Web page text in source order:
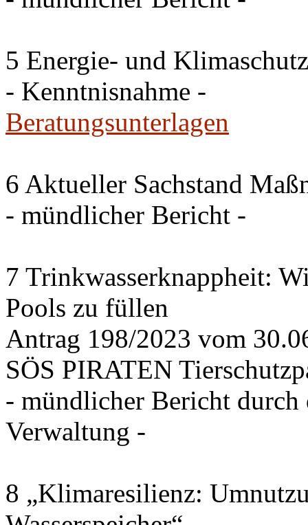
5 Energie- und
- Kenntnisnahme -
Beratungsunterlagen
6 Aktueller Sachstand
- mündlicher Bericht -
7 Trinkwasserknappheit:
Pools zu füllen
Antrag 198/2023 vom
SÖS PIRATEN
- mündlicher Bericht
Verwaltung -
8 „Klimaresilienz: